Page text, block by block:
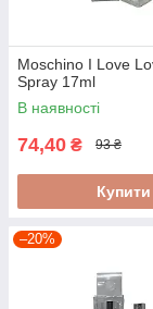
Moschino I Love
Spray 17ml
В наявності
74,40 ₴ 93 ₴
Купити
–20%